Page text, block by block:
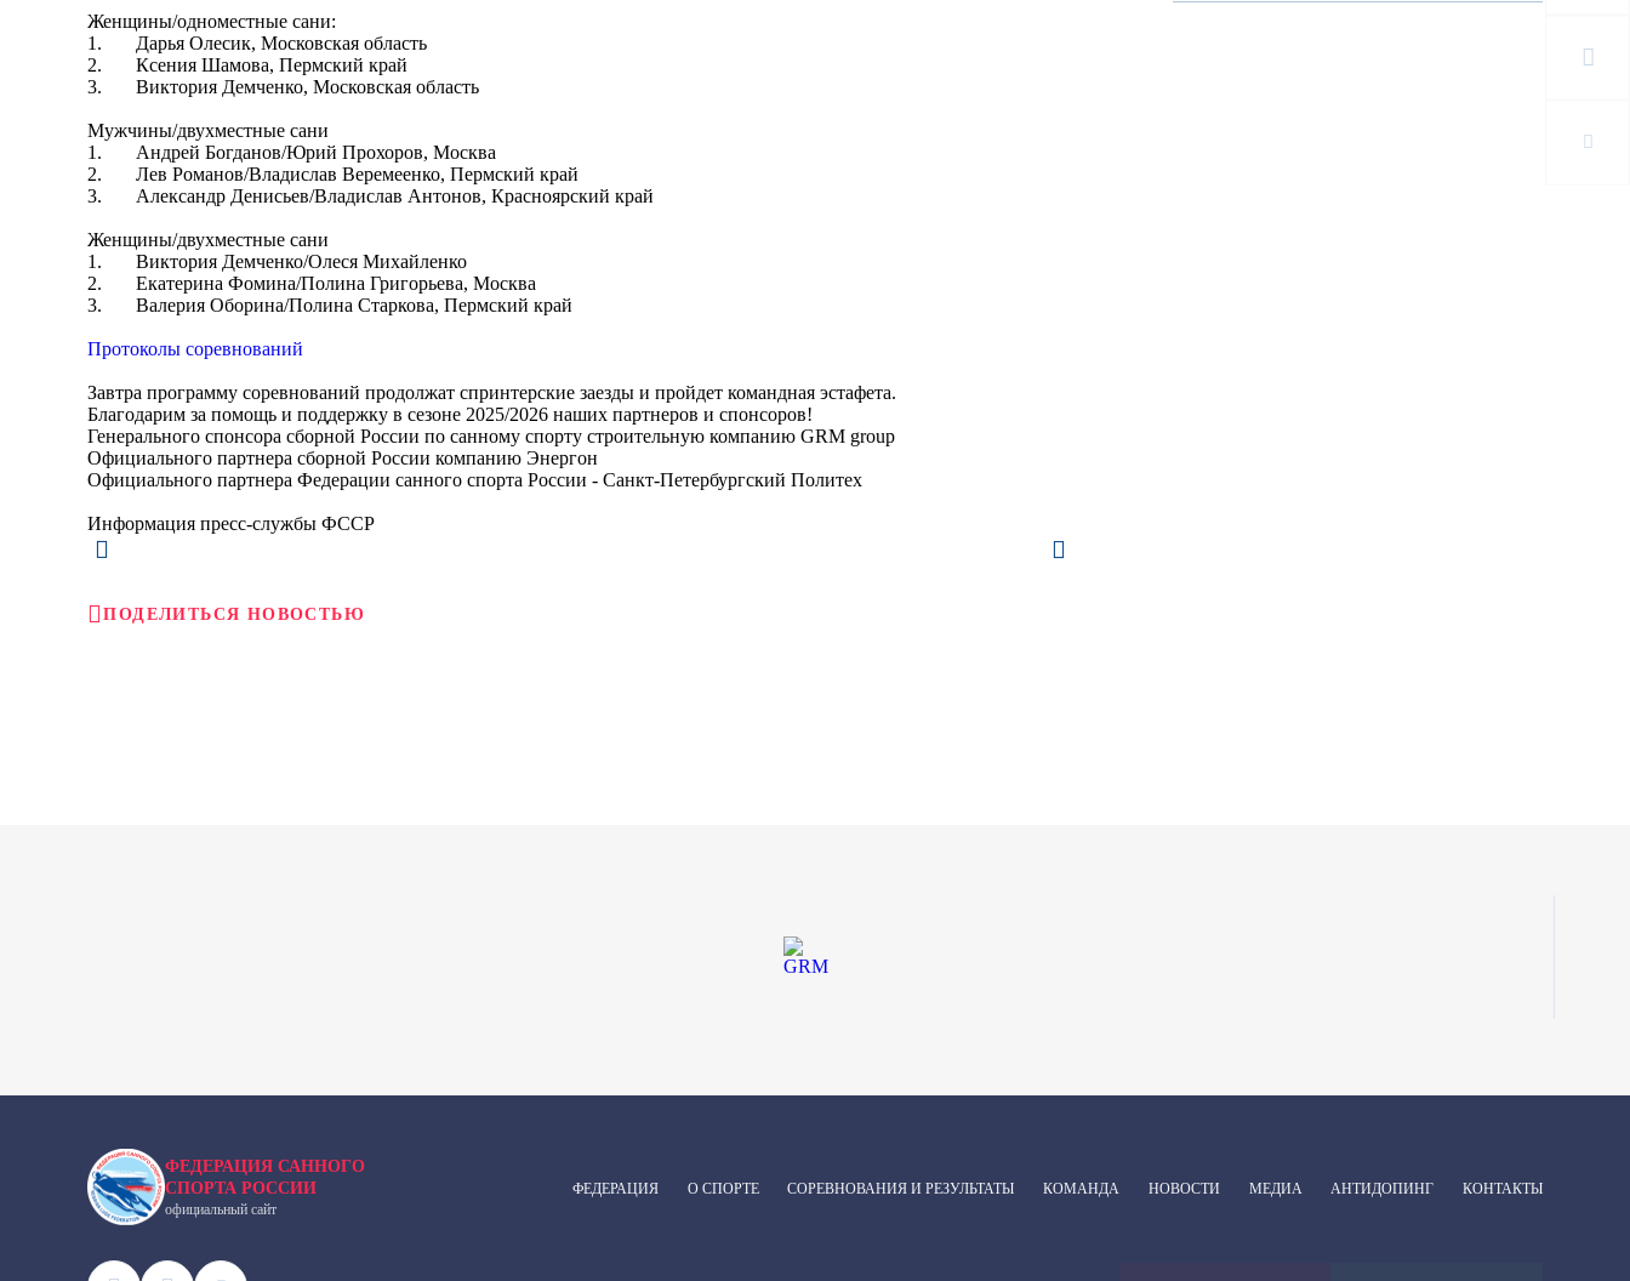
Женщины/одноместные сани:
1. Дарья Олесик, Московская область
2. Ксения Шамова, Пермский край
3. Виктория Демченко, Московская область
Мужчины/двухместные сани
1. Андрей Богданов/Юрий Прохоров, Москва
2. Лев Романов/Владислав Веремеенко, Пермский край
3. Александр Денисьев/Владислав Антонов, Красноярский край
Женщины/двухместные сани
1. Виктория Демченко/Олеся Михайленко
2. Екатерина Фомина/Полина Григорьева, Москва
3. Валерия Оборина/Полина Старкова, Пермский край
Протоколы соревнований
Завтра программу соревнований продолжат спринтерские заезды и пройдет командная эстафета.
Благодарим за помощь и поддержку в сезоне 2025/2026 наших партнеров и спонсоров!
Генерального спонсора сборной России по санному спорту строительную компанию GRM group
Официального партнера сборной России компанию Энергон
Официального партнера Федерации санного спорта России - Санкт-Петербургский Политех
Информация пресс-службы ФССР
ПОДЕЛИТЬСЯ НОВОСТЬЮ
ФЕДЕРАЦИЯ САННОГО
СПОРТА РОССИИ
официальный сайт
ФЕДЕРАЦИЯ О СПОРТЕ СОРЕВНОВАНИЯ И РЕЗУЛЬТАТЫ КОМАНДА НОВОСТИ МЕДИА АНТИДОПИНГ КОНТАКТЫ